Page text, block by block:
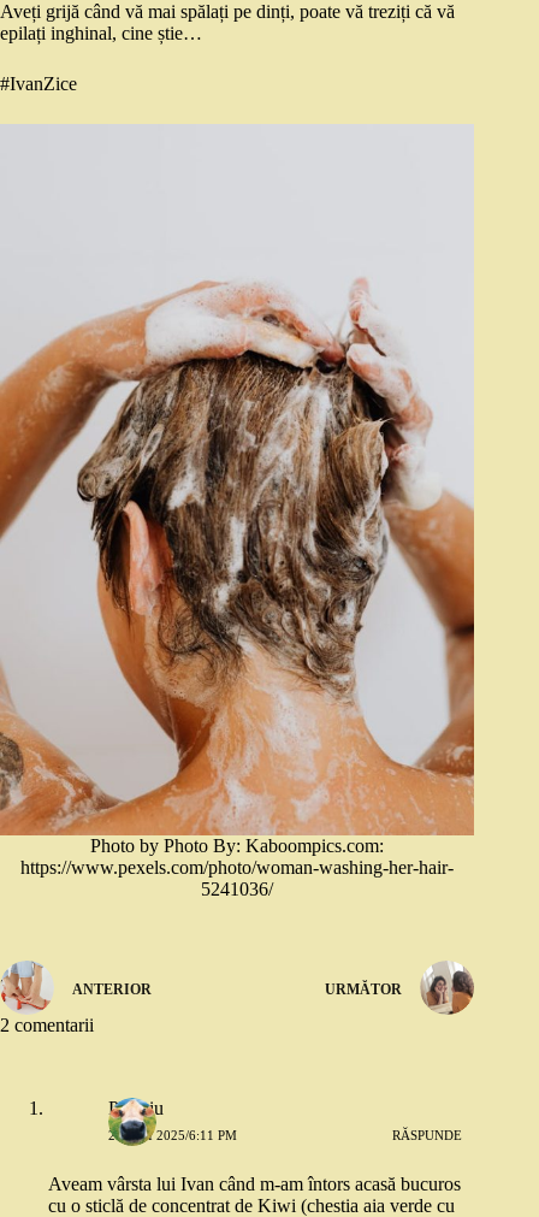
Aveți grijă când vă mai spălați pe dinți, poate vă treziți că vă
epilați inghinal, cine știe…
#IvanZice
Photo by Photo By: Kaboompics.com:
https://www.pexels.com/photo/woman-washing-her-hair-
5241036/
ANTERIOR URMĂTOR
2 comentarii
Potasiu
24 MAI 2025/6:11 PM RĂSPUNDE
Aveam vârsta lui Ivan când m-am întors acasă bucuros
cu o sticlă de concentrat de Kiwi (chestia aia verde cu